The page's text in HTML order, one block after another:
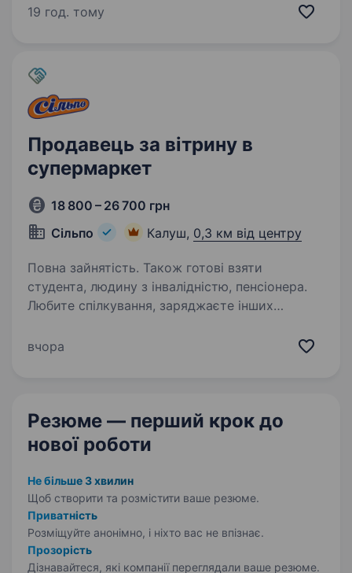
адаптуватись і впливати на свій дохід. Чому
19 год. тому
Продавець за вітрину в
супермаркет
18 800 – 26 700 грн
Сільпо
Калуш, 0,3 км від центру
Повна зайнятість. Також готові взяти
студента, людину з інвалідністю, пенсіонера.
Любите спілкування, заряджаєте інших
настрій? «Сільпо» — це не просто робота, а
вчора
Резюме — перший крок до
нової роботи
Не більше 3 хвилин
Щоб створити та розмістити ваше резюме.
Приватність
Розміщуйте анонімно, і ніхто вас не впізнає.
Прозорість
Дізнавайтеся, які компанії переглядали ваше резюме.